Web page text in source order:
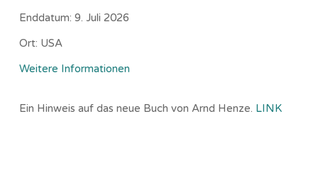
Enddatum: 9. Juli 2026
Ort: USA
Weitere Informationen
Ein Hinweis auf das neue Buch von Arnd Henze. LINK